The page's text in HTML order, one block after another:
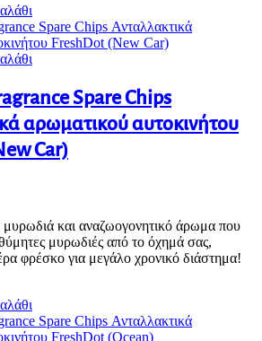
Spare Chips
αρωματικού αυτοκινήτου
Car)
και αναζωογονητικό άρωμα που
μυρωδιές από το όχημά σας,
φρέσκο για μεγάλο χρονικό διάστημα!